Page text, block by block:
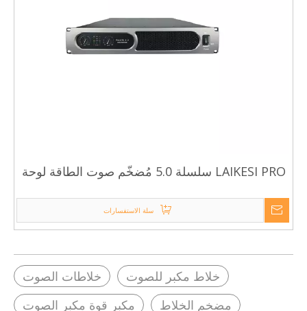
LAIKESI PRO سلسلة 5.0 مُضخّم صوت الطاقة لوحة
سلة الاستفسارات
خلاطات الصوت
خلاط مكبر للصوت
مكبر قوة مكبر الصوت
مضخم الخلاط